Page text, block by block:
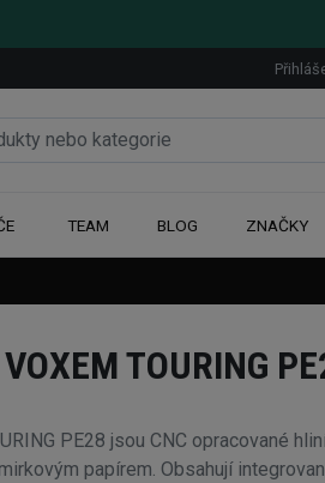
TEAM BLOG ZNAČKY
TOURING
PE28 jsou CNC opracované
papírem. Obsahují